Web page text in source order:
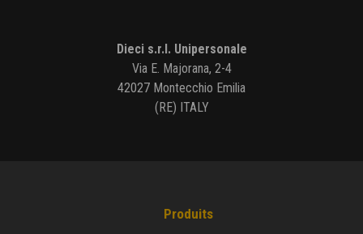
Dieci s.r.l. Unipersonale
Via E. Majorana, 2-4
42027 Montecchio Emilia
(RE) ITALY
Produits